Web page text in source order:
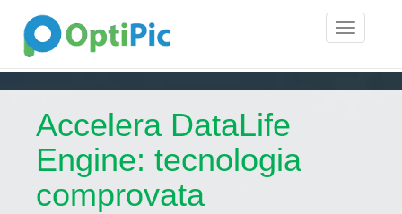
Toggle
Accelera DataLife
Engine: tecnologia
comprovata